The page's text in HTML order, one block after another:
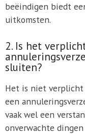
beëindigen biedt
uitkomsten.
2. Is het
sluiten?
Het is niet
een
vaak wel een
onverwachte